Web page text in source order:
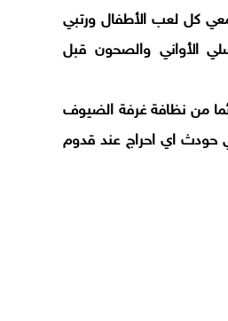
كل لعب الأطفال ورتبي
الأواني والصحون قبل
من نظافة غرفة الضيوف
حودث اي احراج عند قدوم